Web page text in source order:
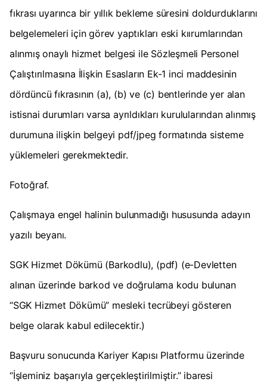
fıkrası uyarınca bir yıllık bekleme süresini doldurduklarını
belgelemeleri için görev yaptıkları eski kıırumlarından
alınmış onaylı hizmet belgesi ile Sözleşmeli Personel
Çalıştırılmasına İlişkin Esasların Ek-1 inci maddesinin
dördüncü fıkrasının (a), (b) ve (c) bentlerinde yer alan
istisnai durumları varsa ayrıldıkları kurulularından alınmış
durumuna ilişkin belgeyi pdf/jpeg formatında sisteme
yüklemeleri gerekmektedir.
Fotoğraf.
Çalışmaya engel halinin bulunmadığı hususunda adayın
yazılı beyanı.
SGK Hizmet Dökümü (Barkodlu), (pdf) (e-Devletten
alınan üzerinde barkod ve doğrulama kodu bulunan
“SGK Hizmet Dökümü” mesleki tecrübeyi gösteren
belge olarak kabul edilecektir.)
Başvuru sonucunda Kariyer Kapısı Platformu üzerinde
“İşleminiz başarıyla gerçekleştirilmiştir.” ibaresi